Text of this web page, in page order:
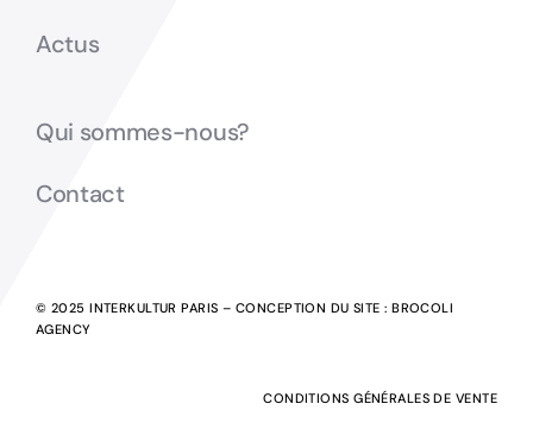
Actus
Qui sommes-nous?
Contact
© 2025 INTERKULTUR PARIS – CONCEPTION DU SITE :BROCOLI
AGENCY
CONDITIONS GÉNÉRALES DE VENTE